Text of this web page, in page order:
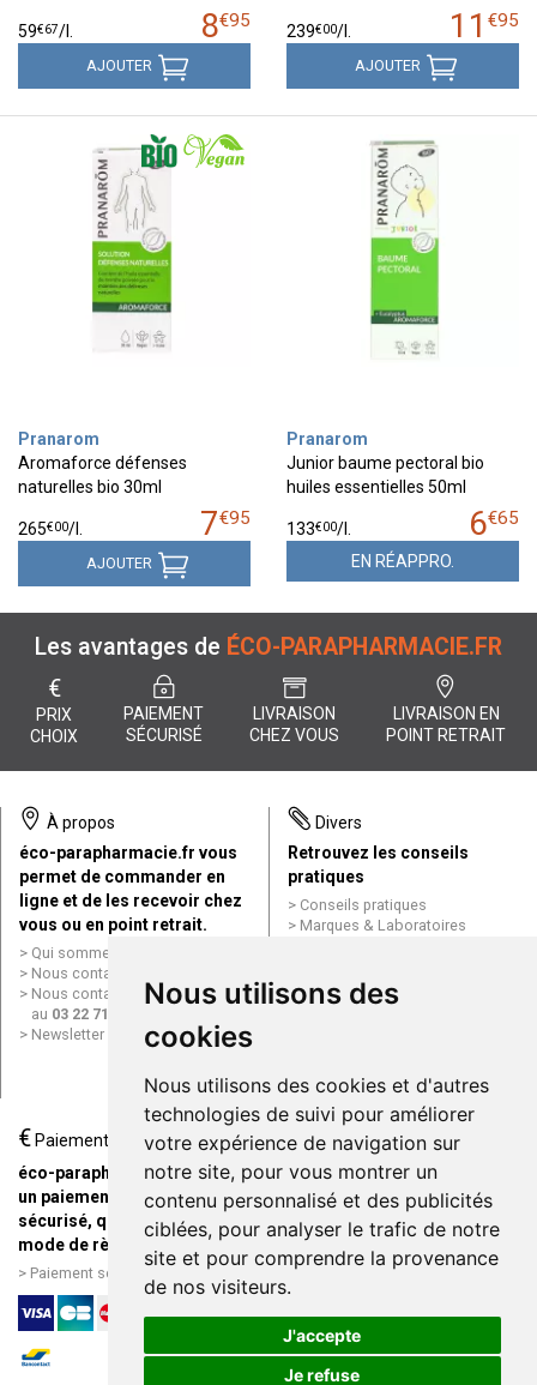
Nous utilisons des
cookies
Nous utilisons des cookies et d'autres
technologies de suivi pour améliorer
votre expérience de navigation sur
notre site, pour vous montrer un
contenu personnalisé et des publicités
ciblées, pour analyser le trafic de notre
site et pour comprendre la provenance
de nos visiteurs.
J'accepte
Je refuse
8€95
59€67/
AJOUTER
11 €95
239€00/
AJOUTER
Pranarom
Aromaforce défenses
naturelles bio 30ml
7€95
265€00/
AJOUTER
Pranarom
Junior baume pectoral bio
huiles essentielles 50ml
6€65
133€00/
EN RÉAPPRO.
Les avantages de ÉCO-PARAPHARMACIE.FR
€
PRIX
CHOIX
PAIEMENT
SÉCURISÉ
LIVRAISON
CHEZ VOUS
LIVRAISON EN
POINT RETRAIT
À propos
éco-parapharmacie.fr vous
permet de commander en
ligne et de les recevoir chez
vous ou en point retrait.
Qui sommes nous ?
Nous contacter par e-mail
Nous contacter par téléphone
au 03 22 71 64 10
Newsletter
Divers
Retrouvez les conseils
pratiques
Conseils pratiques
Marques & Laboratoires
Mentions légales
Données personnelles
ligne
€ Paiement
éco-parapharmacie.fr offre
un paiement entièrement
sécurisé, quel que soit le
mode de règlement
Paiement sécurisé et simple
Livraison / Point retrait
Commandez en ligne et
recevez votre commande
rapidement chez vous ou en
point retrait
Livraison chez vous ou en